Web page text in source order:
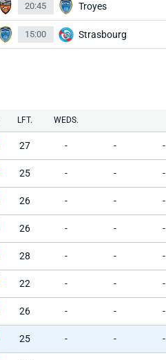
20:45 Troyes
15:00 Strasbourg
LFT. WEDS.
27 - - -
25 - - -
26 - - -
26 - - -
28 - - -
22 - - -
26 - - -
25 - - -